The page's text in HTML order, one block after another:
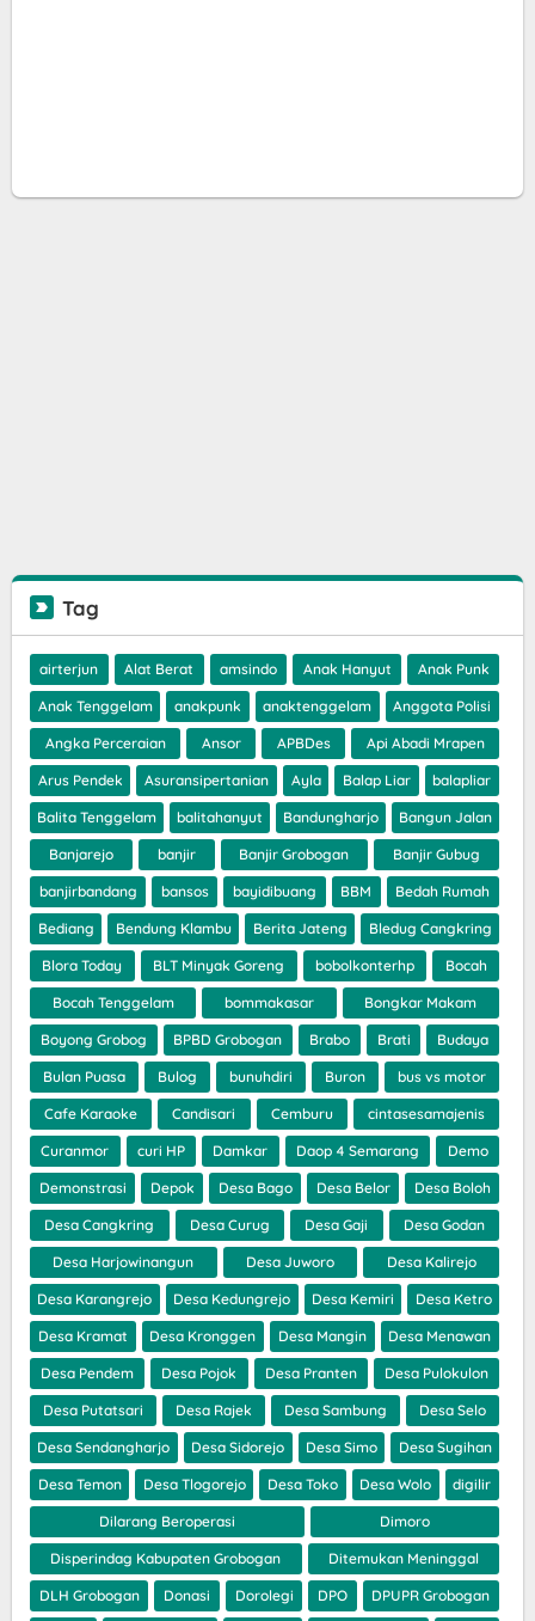
Tag
airterjun Alat Berat amsindo Anak Hanyut Anak Punk
Anak Tenggelam anakpunk anaktenggelam Anggota Polisi
Angka Perceraian Ansor APBDes Api Abadi Mrapen
Arus Pendek Asuransipertanian Ayla Balap Liar balapliar
Balita Tenggelam balitahanyut Bandungharjo Bangun Jalan
Banjarejo banjir Banjir Grobogan Banjir Gubug
banjirbandang bansos bayidibuang BBM Bedah Rumah
Bediang Bendung Klambu Berita Jateng Bledug Cangkring
Blora Today BLT Minyak Goreng bobolkonterhp Bocah
Bocah Tenggelam bommakasar Bongkar Makam
Boyong Grobog BPBD Grobogan Brabo Brati Budaya
Bulan Puasa Bulog bunuhdiri Buron bus vs motor
Cafe Karaoke Candisari Cemburu cintasesamajenis
Curanmor curi HP Damkar Daop 4 Semarang Demo
Demonstrasi Depok Desa Bago Desa Belor Desa Boloh
Desa Cangkring Desa Curug Desa Gaji Desa Godan
Desa Harjowinangun Desa Juworo Desa Kalirejo
Desa Karangrejo Desa Kedungrejo Desa Kemiri Desa Ketro
Desa Kramat Desa Kronggen Desa Mangin Desa Menawan
Desa Pendem Desa Pojok Desa Pranten Desa Pulokulon
Desa Putatsari Desa Rajek Desa Sambung Desa Selo
Desa Sendangharjo Desa Sidorejo Desa Simo Desa Sugihan
Desa Temon Desa Tlogorejo Desa Toko Desa Wolo digilir
Dilarang Beroperasi Dimoro
Disperindag Kabupaten Grobogan Ditemukan Meninggal
DLH Grobogan Donasi Dorolegi DPO DPUPR Grobogan